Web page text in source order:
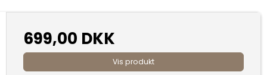
699,00 DKK
Vis produkt